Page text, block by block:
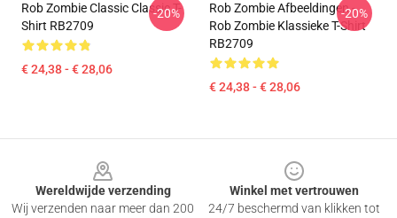
Rob Zombie Classic Classic T-
Shirt RB2709
€ 24,38 - € 28,06
-20%
Rob Zombie Afbeeldingen -
Rob Zombie Klassieke T-Shirt
RB2709
€ 24,38 - € 28,06
-20%
Wereldwijde verzending
Wij verzenden naar meer dan 200
Winkel met vertrouwen
24/7 beschermd van klikken tot